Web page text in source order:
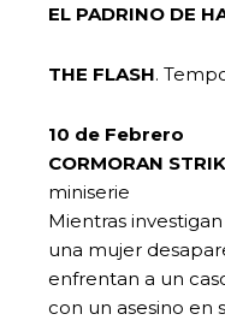
EL PADRINO DE
THE FLASH.
10 de Febrero
CORMORAN
miniserie
Mientras
una mujer
enfrentan a un
con un asesino en